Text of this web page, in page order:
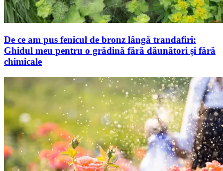
De ce am pus fenicul de bronz lângă trandafiri:
Ghidul meu pentru o grădină fără dăunători și fără
chimicale